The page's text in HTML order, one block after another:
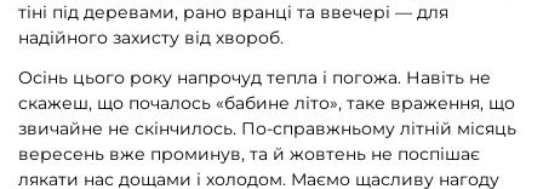
тіні під деревами, рано вранці та ввечері — для
надійного захисту від хвороб.
Осінь цього року напрочуд тепла і погожа. Навіть не
скажеш, що почалось «бабине літо», таке враження, що
звичайне не скінчилось. По-справжньому літній місяць
вересень вже проминув, та й жовтень не поспішає
лякати нас дощами і холодом. Маємо щасливу нагоду